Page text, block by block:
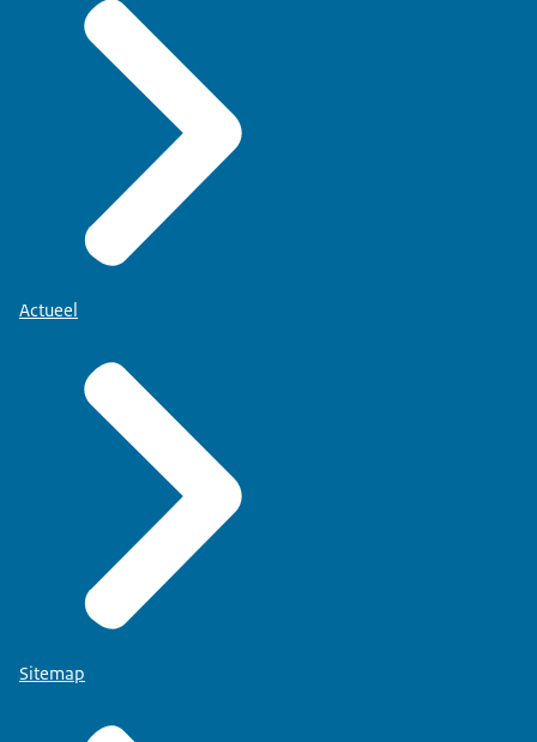
Actueel
Sitemap